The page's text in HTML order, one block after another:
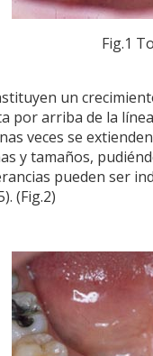
Fig.1
un
por arriba de la
veces se
y tamaños,
pueden ser
(Fig.2)